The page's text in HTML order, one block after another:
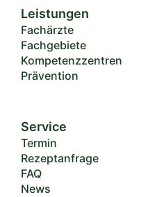
Leistungen
Fachärzte
Fachgebiete
Kompetenzzentren
Prävention
Service
Termin
Rezeptanfrage
FAQ
News